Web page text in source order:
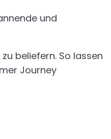
und
beliefern. So lassen
Journey